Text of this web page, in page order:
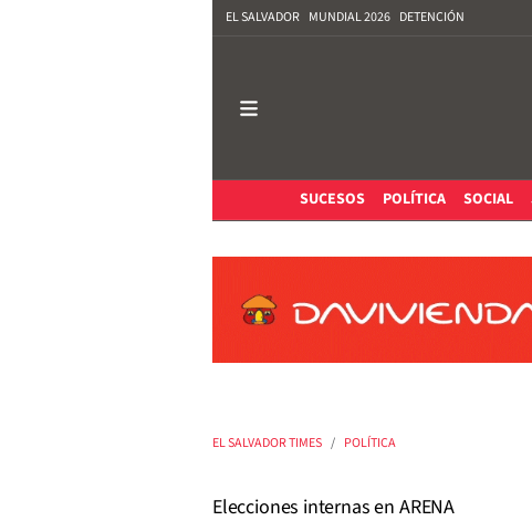
EL SALVADOR MUNDIAL 2026 DETENCIÓN
SUCESOS
POLÍTICA SOCIAL
EL SALVADOR TIMES POLÍTICA
Elecciones internas en ARENA